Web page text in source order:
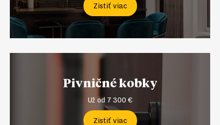
Zistiť viac
Pivničné kobky
Už od 7 300 €
Zistiť viac